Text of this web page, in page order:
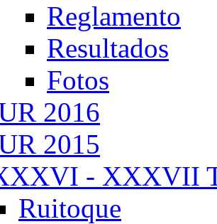
Reglamento
Resultados
Fotos
2016
2015
- XXXVII
Ruitoque